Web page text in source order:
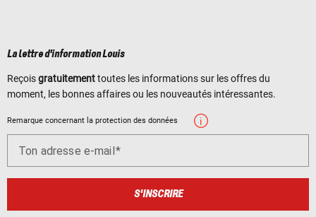
La lettre d'information Louis
Reçoisgratuitementtoutes les informations sur les offres du
moment, les bonnes affaires ou les nouveautés intéressantes.
Remarque concernant la protection des données
Ton adresse e-mail
S'INSCRIRE